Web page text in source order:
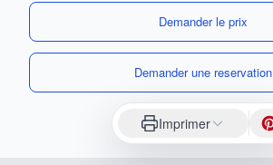
Demander le prix
Demander une reservation
Imprimer